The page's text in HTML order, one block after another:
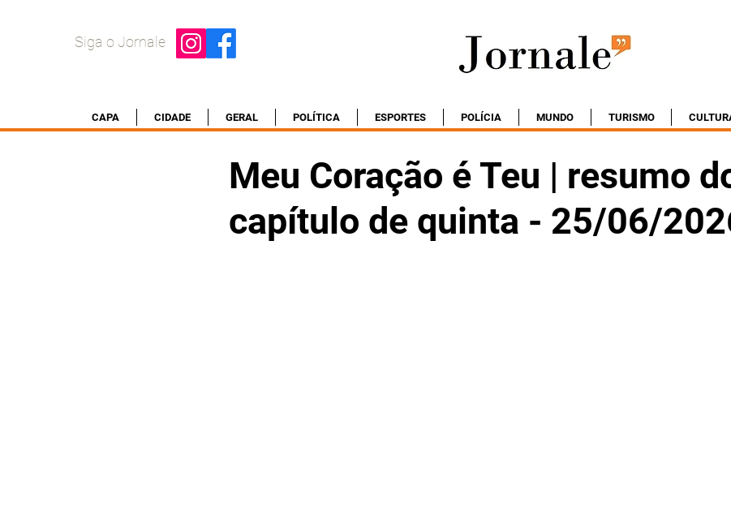
Siga o Jornale
CAPA CIDADE GERAL POLÍTICA ESPORTES POLÍCIA MUNDO TURISMO
Meu Coração é Teu | resumo
capítulo de quinta - 25/06/